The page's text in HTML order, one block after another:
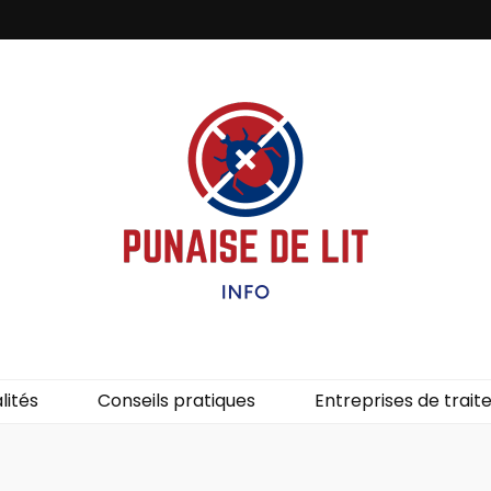
Conseils pratiques Entreprises de